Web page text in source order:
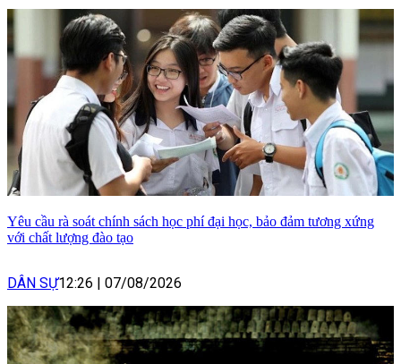
Yêu cầu rà soát chính sách học phí đại học, bảo đảm tương xứng
với chất lượng đào tạo
DÂN SỰ12:26 | 07/08/2026